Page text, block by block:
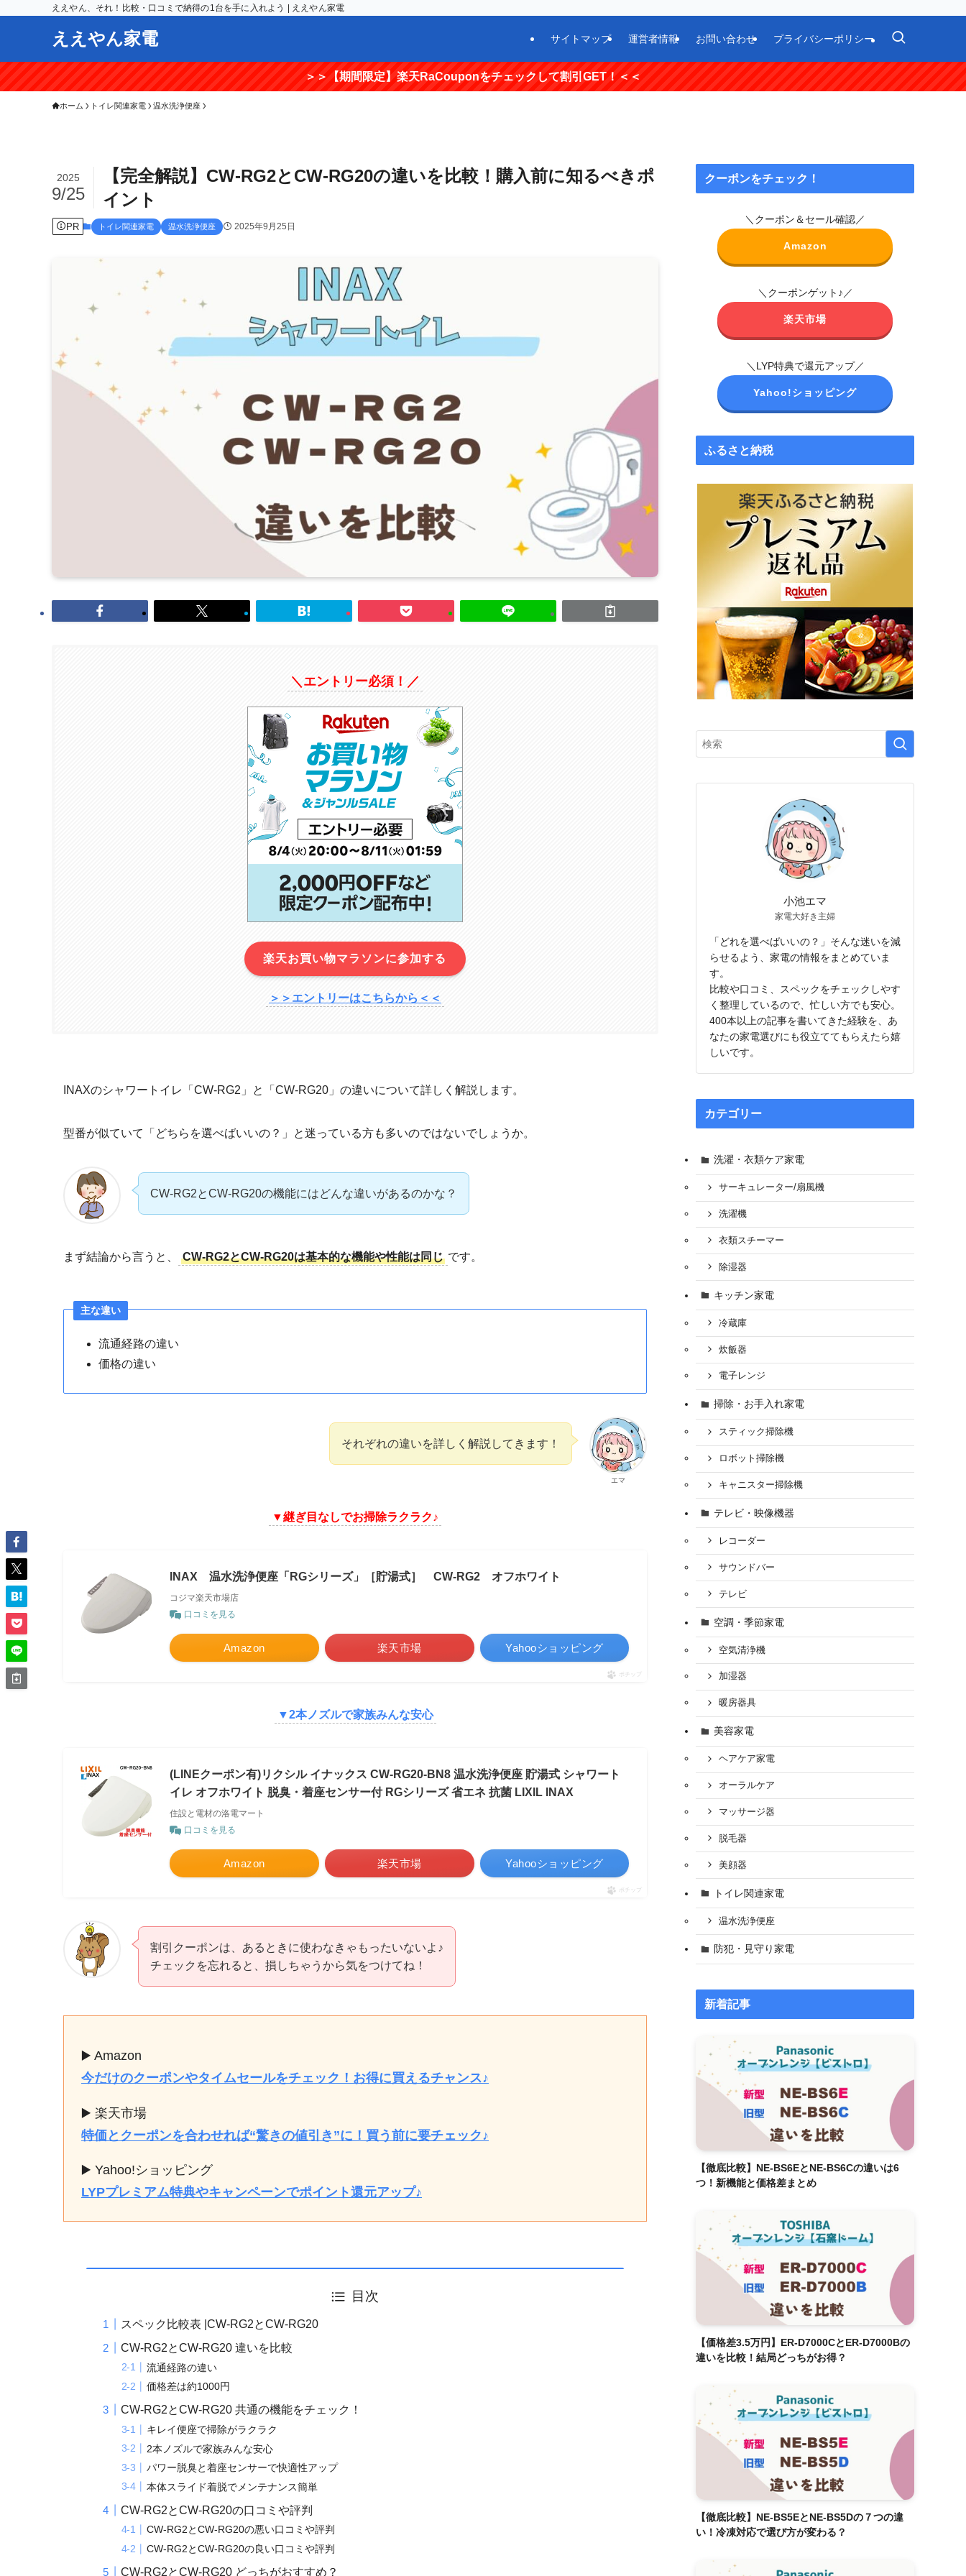
ええやん、それ！比較・口コミで納得の1台を手に入れよう | ええやん家電
ええやん家電 サイトマップ 運営者情報 お問い合わせ プライバシーポリシー
＞＞【期間限定】楽天RaCouponをチェックして割引GET！＜＜
ホーム トイレ関連家電 温水洗浄便座
【完全解説】CW-RG2とCW-RG20の違いを比較！購入前に知るべきポ
イント
2025
9/25
PR トイレ関連家電 温水洗浄便座 2025年9月25日
＼エントリー必須！／
楽天お買い物マラソンに参加する
＞＞エントリーはこちらから＜＜
INAXのシャワートイレ「CW-RG2」と「CW-RG20」の違いについて詳しく解説します。
型番が似ていて「どちらを選べばいいの？」と迷っている方も多いのではないでしょうか。
CW-RG2とCW-RG20の機能にはどんな違いがあるのかな？
まず結論から言うと、 CW-RG2とCW-RG20は基本的な機能や性能は同じ です。
主な違い
流通経路の違い
価格の違い
エマ
それぞれの違いを詳しく解説してきます！
▼継ぎ目なしでお掃除ラクラク♪
INAX 温水洗浄便座「RGシリーズ」［貯湯式］ CW-RG2 オフホワイト
コジマ楽天市場店
口コミを見る
Amazon 楽天市場 Yahooショッピング
ポチップ
▼2本ノズルで家族みんな安心
(LINEクーポン有)リクシル イナックス CW-RG20-BN8 温水洗浄便座 貯湯式 シャワート
イレ オフホワイト 脱臭・着座センサー付 RGシリーズ 省エネ 抗菌 LIXIL INAX
住設と電材の洛電マート
口コミを見る
Amazon 楽天市場 Yahooショッピング
ポチップ
割引クーポンは、あるときに使わなきゃもったいないよ♪
チェックを忘れると、損しちゃうから気をつけてね！
▶️ Amazon
今だけのクーポンやタイムセールをチェック！お得に買えるチャンス♪
▶️ 楽天市場
特価とクーポンを合わせれば“驚きの値引き”に！買う前に要チェック♪
▶️ Yahoo!ショッピング
LYPプレミアム特典やキャンペーンでポイント還元アップ♪
目次
スペック比較表 |CW-RG2とCW-RG20
CW-RG2とCW-RG20 違いを比較
流通経路の違い
価格差は約1000円
CW-RG2とCW-RG20 共通の機能をチェック！
キレイ便座で掃除がラクラク
2本ノズルで家族みんな安心
パワー脱臭と着座センサーで快適性アップ
本体スライド着脱でメンテナンス簡単
CW-RG2とCW-RG20の口コミや評判
CW-RG2とCW-RG20の悪い口コミや評判
CW-RG2とCW-RG20の良い口コミや評判
CW-RG2とCW-RG20 どっちがおすすめ？
クーポンをチェック！
＼クーポン＆セール確認／
Amazon
＼クーポンゲット♪／
楽天市場
＼LYP特典で還元アップ／
Yahoo!ショッピング
ふるさと納税
小池エマ
家電大好き主婦
「どれを選べばいいの？」そんな迷いを減
らせるよう、家電の情報をまとめていま
す。
比較や口コミ、スペックをチェックしやす
く整理しているので、忙しい方でも安心。
400本以上の記事を書いてきた経験を、あ
なたの家電選びにも役立ててもらえたら嬉
しいです。
カテゴリー
洗濯・衣類ケア家電
サーキュレーター/扇風機
洗濯機
衣類スチーマー
除湿器
キッチン家電
冷蔵庫
炊飯器
電子レンジ
掃除・お手入れ家電
スティック掃除機
ロボット掃除機
キャニスター掃除機
テレビ・映像機器
レコーダー
サウンドバー
テレビ
空調・季節家電
空気清浄機
加湿器
暖房器具
美容家電
ヘアケア家電
オーラルケア
マッサージ器
脱毛器
美顔器
トイレ関連家電
温水洗浄便座
防犯・見守り家電
新着記事
【徹底比較】NE-BS6EとNE-BS6Cの違いは6
つ！新機能と価格差まとめ
【価格差3.5万円】ER-D7000CとER-D7000Bの
違いを比較！結局どっちがお得？
【徹底比較】NE-BS5EとNE-BS5Dの７つの違
い！冷凍対応で選び方が変わる？